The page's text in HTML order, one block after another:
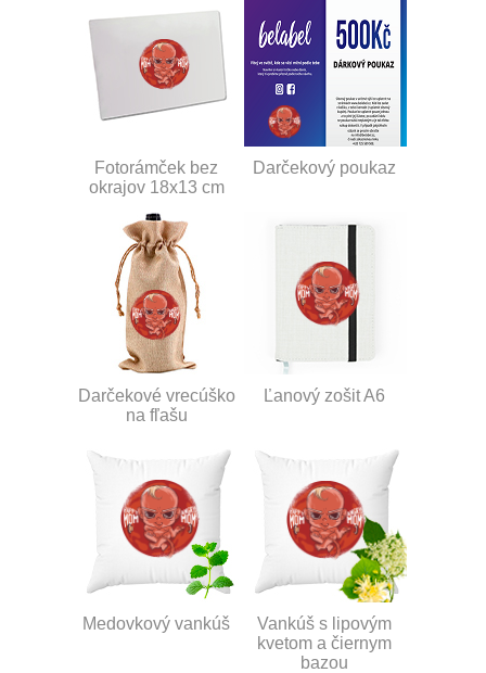
Fotorámček bez
okrajov 18x13 cm
Darčekový poukaz
Darčekové vrecúško
na fľašu
Ľanový zošit A6
Medovkový vankúš
Vankúš s lipovým
kvetom a čiernym
bazou